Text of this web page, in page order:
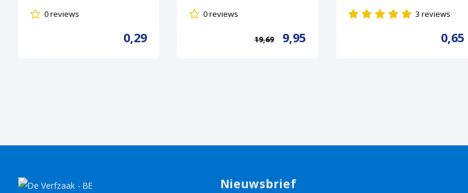
0 reviews
0,29
0 reviews
19,69 9,95
3 reviews
0,65
Nieuwsbrief